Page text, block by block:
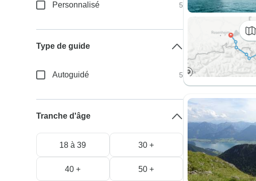
Personnalisé 5
Type de guide
Autoguidé 5
Tranche d'âge
18 à 39 30 +
40 + 50 +